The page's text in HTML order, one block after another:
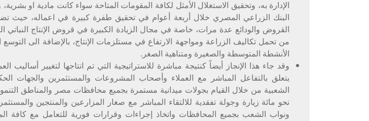
الإدارة به، وتحقيق الاستغلال الأمثل لكافة المقومات المتاحة سواء كانت مادية او
البنك الزراعي المصري خلال أربعة أعوام في تحقيق طفرة كبيرة في اعماله، حيث
القروض والودائع عدة مرات، خاصة في مجال الزيادة الكبيرة في قروض الإنتاج النباتي
من تحمل تكاليف الزراعة ومواجهة الارتفاع في مستلزمات الإنتاج، بالإضافة الى التوسع
الأنشطة المتوسطة والصغيرة ومتناهية الصغر.
وقد جاء هذا الإنجاز أيضاً كنتيجة مباشرة للاستراتيجية التي تم انتاجها لتغيير أساليب
يتعلق بالتفاعل المباشر مع العملاء وأصحاب المشروعات والمستثمرين والجهات
الشعبية من خلال القيام بجولات ميدانية مستمرة بجميع محافظات مصر والمناطق
نحو مائة زيارة وجولة تفقدية للالتقاء المباشر مع صغار المزارعين والمنتجين
ونواب الشعب بجميع المحافظات واتخاذ إجراءات وقرارات فورية للتعامل مع كافة